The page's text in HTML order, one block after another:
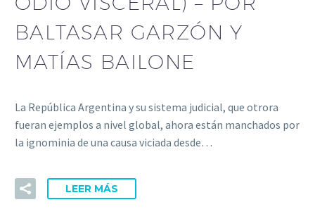
BALTASAR GARZÓN Y
MATÍAS BAILONE
La República Argentina y su sistema judicial, que otrora
fueran ejemplos a nivel global, ahora están manchados por
la ignominia de una causa viciada desde…
LEER MÁS